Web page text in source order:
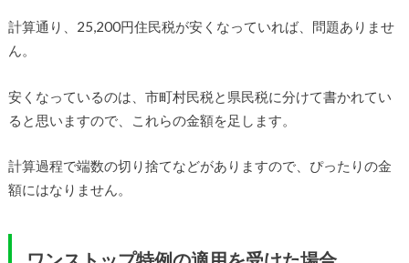
計算通り、25,200円住民税が安くなっていれば、問題ありませ
ん。
安くなっているのは、市町村民税と県民税に分けて書かれてい
ると思いますので、これらの金額を足します。
計算過程で端数の切り捨てなどがありますので、ぴったりの金
額にはなりません。